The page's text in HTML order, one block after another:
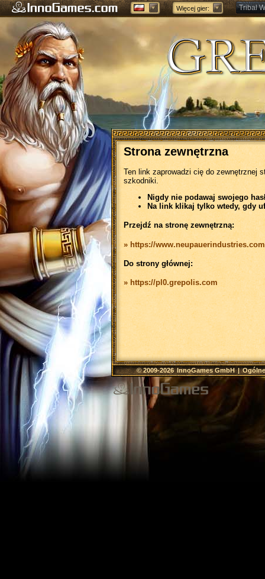
Więcej gier: Tribal
Forge
Strona zewnętrzna
Ten link zaprowadzi cię do zewnętrznej
szkodniki.
Nigdy nie podawaj swojego
Na link klikaj tylko wtedy, gdy
Przejdź na stronę zewnętrzną:
» https://
Do strony głównej:
» https://pl0.grepolis.com
© 2009-2026InnoGames GmbH|